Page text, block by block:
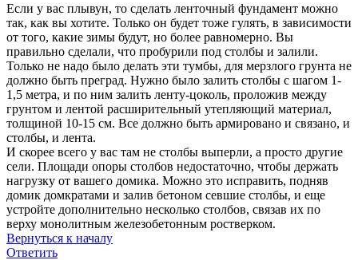
Если у вас плывун, то сделать ленточный фундамент можно
так, как вы хотите. Только он будет тоже гулять, в зависимости
от того, какие зимы будут, но более равномерно. Вы
правильно сделали, что пробурили под столбы и залили.
Только не надо было делать эти тумбы, для мерзлого грунта не
должно быть преград. Нужно было залить столбы с шагом 1-
1,5 метра, и по ним залить ленту-цоколь, проложив между
грунтом и лентой расширительный утепляющий материал,
толщиной 10-15 см. Все должно быть армировано и связано, и
столбы, и лента.
И скорее всего у вас там не столбы выперли, а просто другие
сели. Площади опоры столбов недостаточно, чтобы держать
нагрузку от вашего домика. Можно это исправить, подняв
домик домкратами и залив бетоном севшие столбы, и еще
устройте дополнительно несколько столбов, связав их по
верху монолитным железобетонным ростверком.
Вернуться к началу
Ответить
Ответить